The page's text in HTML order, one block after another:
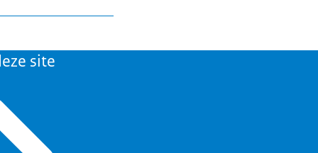
2025)
OenIHH (9
OenIHH (8
site